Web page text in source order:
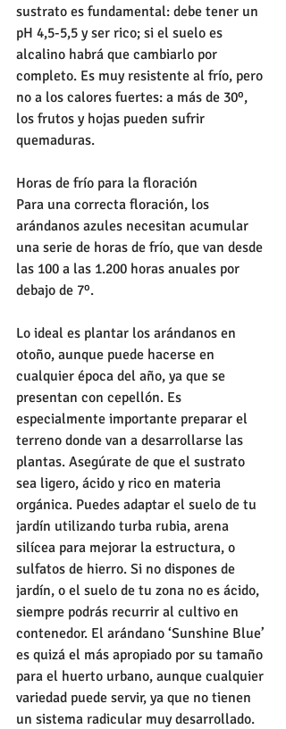
sustrato es fundamental: debe tener un
pH 4,5-5,5 y ser rico; si el suelo es
alcalino habrá que cambiarlo por
completo. Es muy resistente al frío, pero
no a los calores fuertes: a más de 30º,
los frutos y hojas pueden sufrir
quemaduras.
Horas de frío para la floración
Para una correcta floración, los
arándanos azules necesitan acumular
una serie de horas de frío, que van desde
las 100 a las 1.200 horas anuales por
debajo de 7º.
Lo ideal es plantar los arándanos en
otoño, aunque puede hacerse en
cualquier época del año, ya que se
presentan con cepellón. Es
especialmente importante preparar el
terreno donde van a desarrollarse las
plantas. Asegúrate de que el sustrato
sea ligero, ácido y rico en materia
orgánica. Puedes adaptar el suelo de tu
jardín utilizando turba rubia, arena
silícea para mejorar la estructura, o
sulfatos de hierro. Si no dispones de
jardín, o el suelo de tu zona no es ácido,
siempre podrás recurrir al cultivo en
contenedor. El arándano ‘Sunshine Blue’
es quizá el más apropiado por su tamaño
para el huerto urbano, aunque cualquier
variedad puede servir, ya que no tienen
un sistema radicular muy desarrollado.